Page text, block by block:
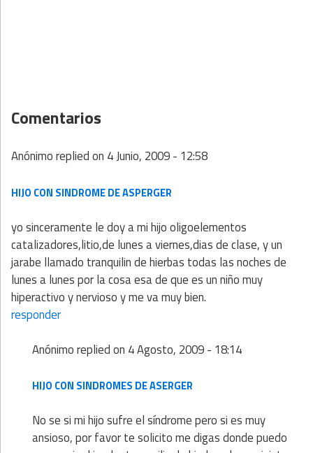
Comentarios
Anónimoreplied on 4 Junio, 2009 - 12:58
HIJO CON SINDROME DE ASPERGER
yo sinceramente le doy a mi hijo oligoelementos
catalizadores,litio,de lunes a viernes,dias de clase, y un
jarabe llamado tranquilin de hierbas todas las noches de
lunes a lunes por la cosa esa de que es un niño muy
hiperactivo y nervioso y me va muy bien.
responder
Anónimoreplied on 4 Agosto, 2009 - 18:14
HIJO CON SINDROMES DE ASERGER
No se si mi hijo sufre el síndrome pero si es muy
ansioso, por favor te solicito me digas donde puedo